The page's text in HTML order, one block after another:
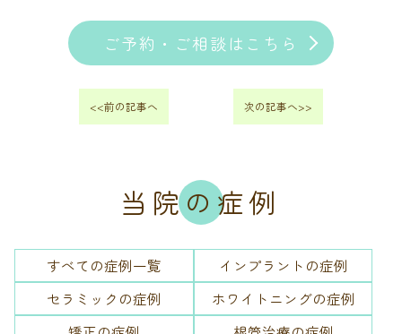
ご予約・ご相談はこちら
<<前の記事へ 次の記事へ>>
当院の症例
すべての症例一覧
インプラントの症例
セラミックの症例
ホワイトニングの症例